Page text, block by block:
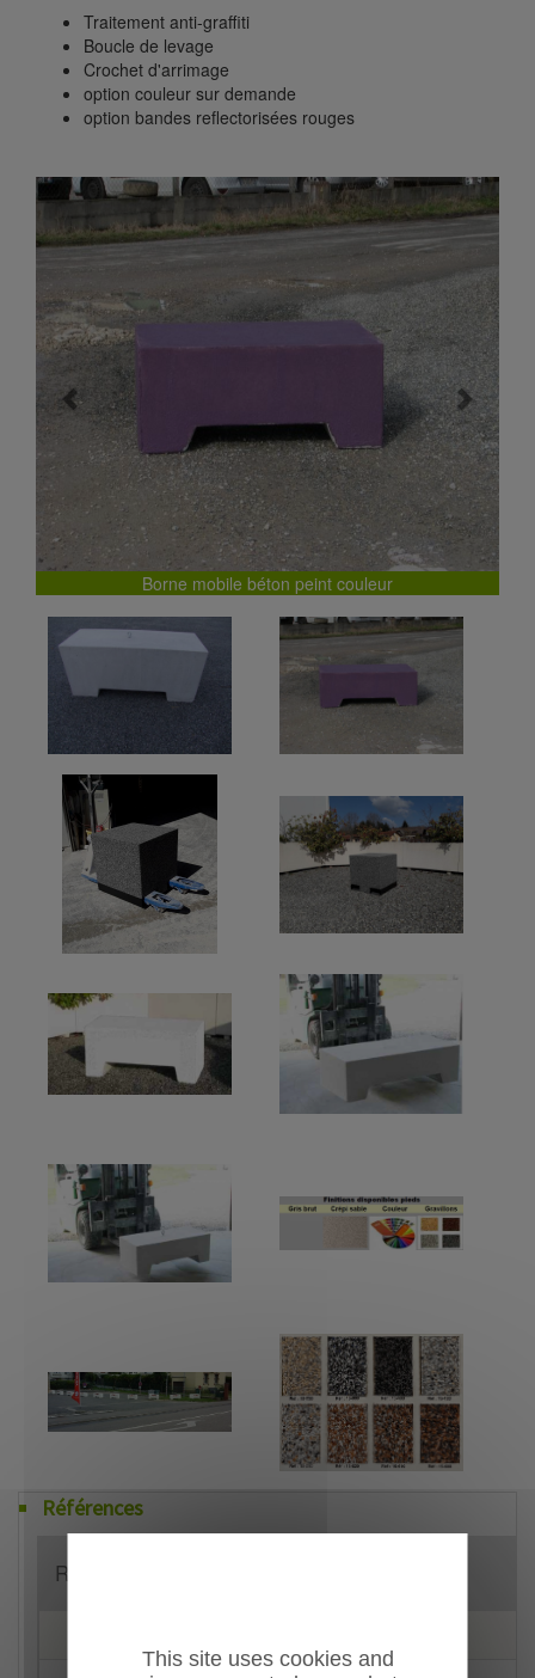
Traitement anti-graffiti
Boucle de levage
Crochet d'arrimage
option couleur sur demande
option bandes reflectorisées rouges
Borne mobile béton peint couleur
Previous Next
Références
Référence
This site uses cookies and